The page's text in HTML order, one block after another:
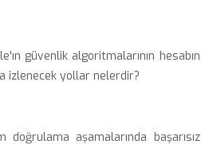
güvenlik algoritmalarının hesabın
izlenecek yollar nelerdir?
aşamalarında başarısız